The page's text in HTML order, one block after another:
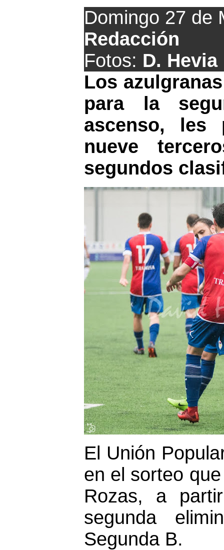
Domingo 27 de
Redacción
Fotos: D. Hevia
Los
para la
ascenso,
nueve
segundos
El Unión
en el sorteo
Rozas, a
segunda
Segunda B.